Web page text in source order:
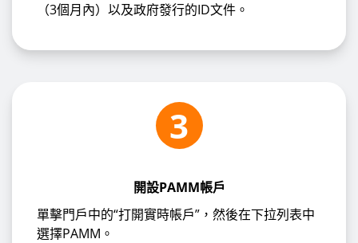
（3個月內）以及政府發行的ID文件。
3
開設PAMM帳戶
單擊門戶中的“打開實時帳戶”，然後在下拉列表中
選擇PAMM。